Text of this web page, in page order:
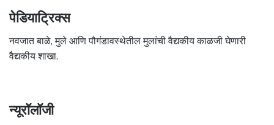
पेडियाट्रिक्स
नवजात बाळे, मुले आणि पौगंडावस्थेतील मुलांची वैद्यकीय काळजी घेणारी
वैद्यकीय शाखा.
न्यूरॉलॉजी